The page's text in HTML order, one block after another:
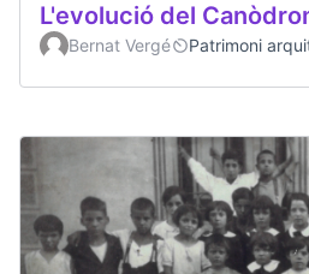
L'evolució del
Bernat Vergé Patrimoni